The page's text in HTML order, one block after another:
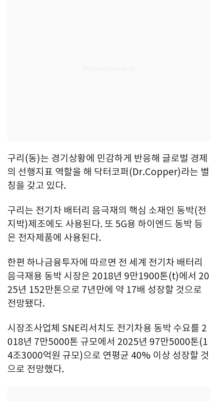
구리(동)는 경기상황에 민감하게 반응해 글로벌 경제
의 선행지표 역할을 해 닥터코퍼(Dr.Copper)라는 별
칭을 갖고 있다.
구리는 전기차 배터리 음극재의 핵심 소재인 동박(전
지박)제조에도 사용된다. 또 5G용 하이엔드 동박 등
은 전자제품에 사용된다.
한편 하나금융투자에 따르면 전 세계 전기차 배터리
음극재용 동박 시장은 2018년 9만1900톤(t)에서 20
25년 152만톤으로 7년만에 약 17배 성장할 것으로
전망됐다.
시장조사업체 SNE리서치도 전기차용 동박 수요를 2
018년 7만5000톤 규모에서 2025년 97만5000톤(1
4조3000억원 규모)으로 연평균 40% 이상 성장할 것
으로 전망했다.